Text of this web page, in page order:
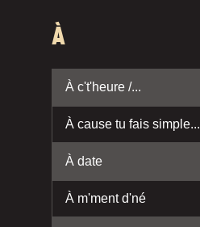
À
À c't'heure /...
À cause tu fais simple...
À date
À m'ment d'né